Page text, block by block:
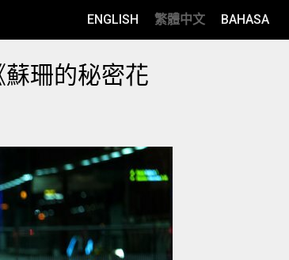
ENGLISH 繁體中文 BAHASA
珊的秘密花